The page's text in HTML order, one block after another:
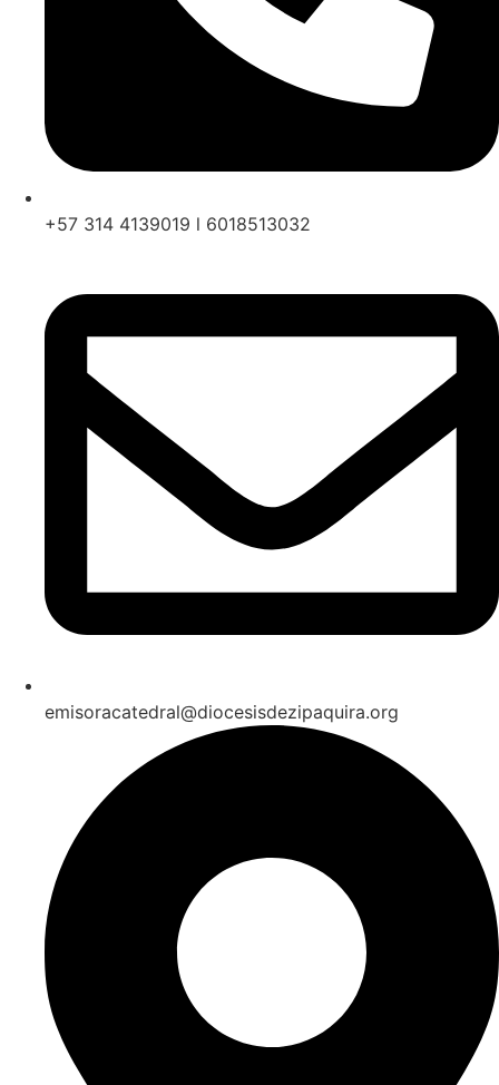
+57 314 4139019 l 6018513032
emisoracatedral@diocesisdezipaquira.org